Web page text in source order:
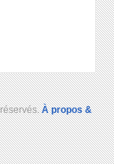
À propos &